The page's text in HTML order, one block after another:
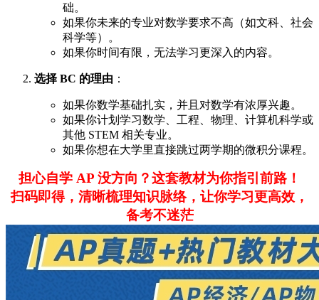
础。
如果你未来的专业对数学要求不高（如文科、社会
科学等）。
如果你时间有限，无法学习更深入的内容。
选择 BC 的理由 ：
如果你数学基础扎实，并且对数学有浓厚兴趣。
如果你计划学习数学、工程、物理、计算机科学或
其他 STEM 相关专业。
如果你想在大学里直接跳过两学期的微积分课程。
担心自学 AP 没方向？这套教材为你指引前路！
扫码即得，清晰梳理知识脉络，让你学习更高效，
备考不迷茫